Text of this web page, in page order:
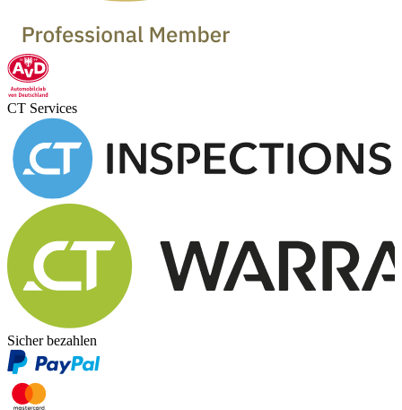
CT Services
Sicher bezahlen